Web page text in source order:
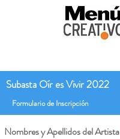
Subasta Oír es Vivir 2022
Formulario de Inscripción
Nombres y Apellidos del Artista